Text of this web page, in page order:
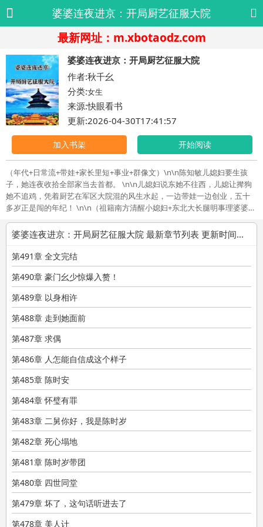
婆婆连夜进京：开局厨艺征服大院
最新网址：m.xbotaodz.com
婆婆连夜进京：开局厨艺征服大院
作者:秋千幺
分类:女生
来源:快眼看书
更新:2026-04-30T17:41:57
加入书架 开始阅读
（年代+日常流+带娃+家长里短+事业+群像文）\n\n陈知敏儿媳妇要生孩
子，她连夜收拾全部家当去首都。 \n\n儿媳妇说东她不往西，儿媳让撵狗
她不追鸡，凭着厨艺在军区大院混的风生水起，一边带娃一边创业，五十
多岁正是闯的年纪！ \n\n（祖籍南方清醒小媳妇+东北大长腿明事理婆婆=
婆婆连夜进京：开局厨艺征服大院 最新章节列表 更新时间：2026-04-30T17:41:57
第491章 全文完结
第490章 豪门幺少惊爆入赘！
第489章 以身相许
第488章 走到她面前
第487章 求偶
第486章 人怎能自信成这个样子
第485章 陈时安
第484章 怀璧有罪
第483章 二舅你好，我是陈时岁
第482章 死心塌地
第481章 陈时岁带团
第480章 四世同堂
第479章 坏了，这句话听进去了
第478章 美人计